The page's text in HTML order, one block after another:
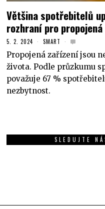
Většina spotřebitelů
rozhraní pro
5. 2. 2024 SMART
Propojená zařízení jsou
života. Podle průzkumu
považuje 67 %
nezbytnost.
SLEDUJTE